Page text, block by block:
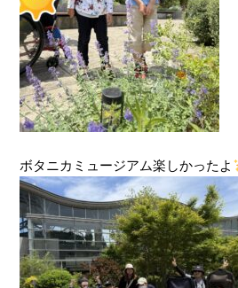
ボタニカミュージアム楽しかったよ